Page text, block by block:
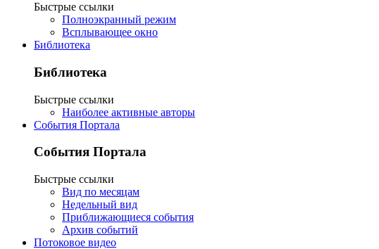
Быстрые ссылки
Полноэкранный режим
Всплывающее окно
Библиотека
Библиотека
Быстрые ссылки
Наиболее активные авторы
События Портала
События Портала
Быстрые ссылки
Вид по месяцам
Недельный вид
Приближающиеся события
Архив событий
Потоковое видео